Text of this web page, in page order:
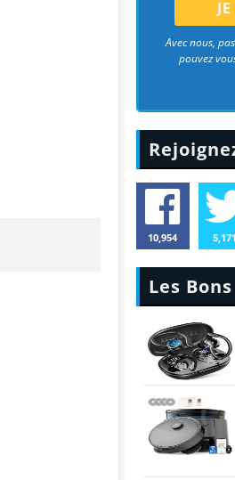
Avec nous,
pouvez
10,954 5,171
Les